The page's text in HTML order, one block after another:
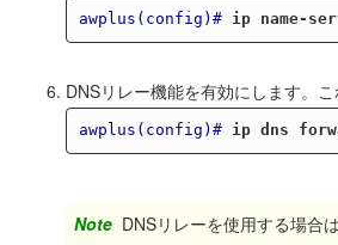
awplus(config)# ip name-
DNSリレー機能を有効にします。こ
awplus(config)# ip dns
Note DNSリレーを使用する場合